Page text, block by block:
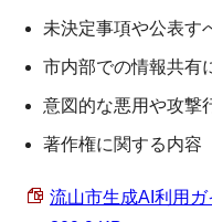
未決定事項や公表す
市内部での情報共有
意図的な悪用や攻撃
著作権に関する内容
流山市生成AI利用